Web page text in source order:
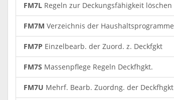
FM7L Regeln zur Deckungsfähigkeit löschen
FM7M Verzeichnis der Haushaltsprogramme
FM7P Einzelbearb. der Zuord. z. Deckfgkt
FM7S Massenpflege Regeln Deckfhgkt.
FM7U Mehrf. Bearb. Zuordng. der Deckfhgkt